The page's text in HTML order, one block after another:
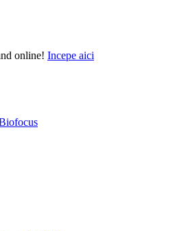
online! Incepe aici